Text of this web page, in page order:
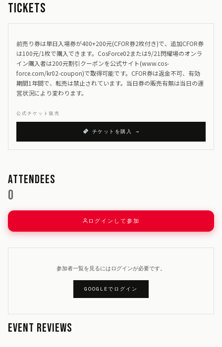
Tickets
前売り券は単日入場券が400+200元(CFOR券2枚付き)で、追加CFOR券
は100元/1枚で購入できます。CosForce02または9/21閃耀場のオンラ
イン購入者は200元割引クーポンを公式サイト(www.cos-
force.com/kr02-coupon)で取得可能です。CFOR券は返金不可、有効
期間1年間で、転売は禁止されています。当日券の販売有無は当日の運
営状況により変わります。
公式チケット販売
チケットを購入 →
Attendees
0
ログインして参加
参加者一覧を見るにはログインが必要です。
GOOGLEでログイン
EVENT REVIEWS